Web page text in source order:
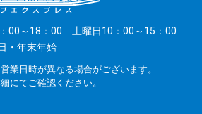
00～18：00 土曜日10：00～15：00
・年末年始
業日時が異なる場合がございます。
にてご確認ください。